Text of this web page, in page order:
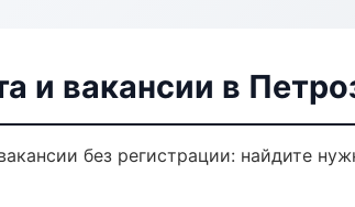
и вакансии в
без регистрации: найдите